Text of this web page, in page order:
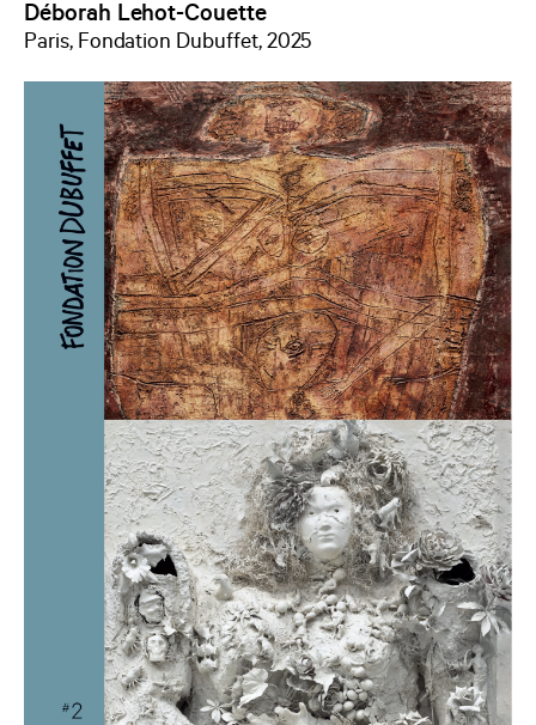
Déborah Lehot-Couette
Paris, Fondation Dubuffet, 2025